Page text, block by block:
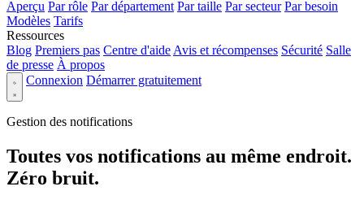
Aperçu Par rôle Par département Par taille Par secteur Par besoin
Modèles Tarifs
Ressources
Blog Premiers pas Centre d'aide Avis et récompenses Sécurité Salle
de presse À propos
Connexion Démarrer gratuitement
Gestion des notifications
Toutes vos notifications au même endroit.
Zéro bruit.